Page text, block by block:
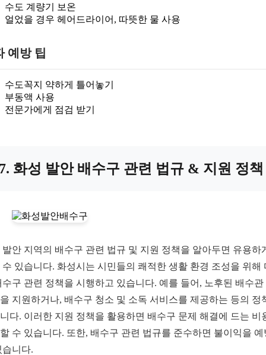
수도 계량기 보온
얼었을 경우 헤어드라이어, 따뜻한 물 사용
예방 팁
수도꼭지 약하게 틀어놓기
부동액 사용
전문가에게 점검 받기
화성 발안 배수구 관련 법규 & 지원 정책
발안 지역의 배수구 관련 법규 및 지원 정책을 알아두면 유용하
수 있습니다. 화성시는 시민들의 쾌적한 생활 환경 조성을 위해
수구 관련 정책을 시행하고 있습니다. 예를 들어, 노후된 배수관
지원하거나, 배수구 청소 및 소독 서비스를 제공하는 등의 정
다. 이러한 지원 정책을 활용하면 배수구 문제 해결에 드는 비
수 있습니다. 또한, 배수구 관련 법규를 준수하면 불이익을 예
습니다.